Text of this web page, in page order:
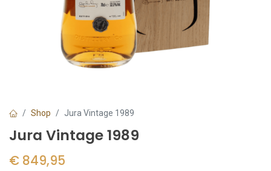
Shop Jura Vintage 1989
Jura Vintage 1989
€ 849,95